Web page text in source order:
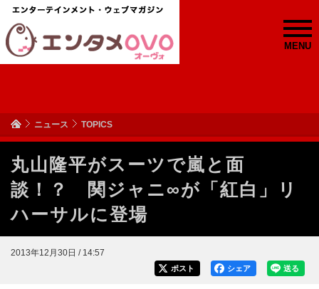
MENU
ニュース TOPICS
丸山隆平がスーツで嵐と面
談！？ 関ジャニ∞が「紅白」リ
ハーサルに登場
2013年12月30日 / 14:57
送る
シェア
ポスト